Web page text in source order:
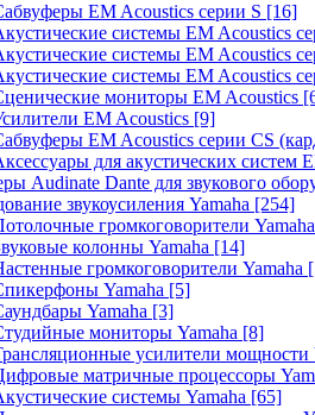
EM Acoustics серии S [16]
системы EM Acoustics
системы EM Acoustics
системы EM Acoustics
мониторы EM Acoustics
EM Acoustics [9]
EM Acoustics серии CS
для акустических систем
Audinate Dante для звукового
звукоусиления Yamaha [254]
громкоговорители Yamaha
колонны Yamaha [14]
громкоговорители Yamaha
Yamaha [5]
Yamaha [3]
мониторы Yamaha [8]
усилители мощности
матричные процессоры
системы Yamaha [65]